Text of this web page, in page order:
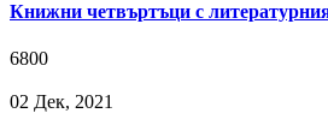
Книжни четвъртъци с
6800
02 Дек, 2021